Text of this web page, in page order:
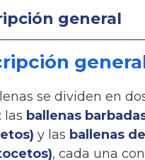
general
se dividen en
las ballenas
y las ballenas
, cada una con